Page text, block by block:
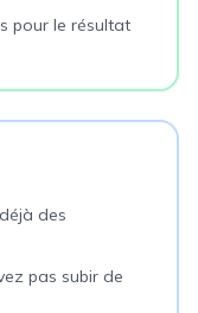
pour le résultat
des
pas subir de